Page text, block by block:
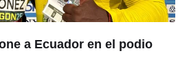
a Ecuador en el podio